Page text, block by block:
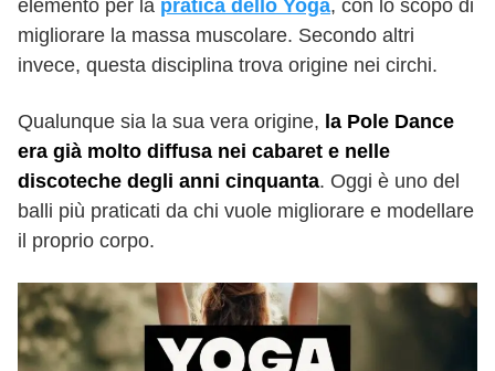
elemento per la pratica dello Yoga, con lo scopo di
migliorare la massa muscolare. Secondo altri
invece, questa disciplina trova origine nei circhi.
Qualunque sia la sua vera origine, la Pole Dance
era già molto diffusa nei cabaret e nelle
discoteche degli anni cinquanta. Oggi è uno del
balli più praticati da chi vuole migliorare e modellare
il proprio corpo.